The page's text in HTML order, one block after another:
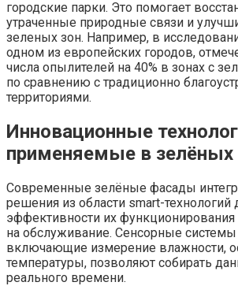
городские парки. Это помогает
утраченные природные связи и
зеленых зон. Например, в
одном из европейских городов,
числа опылителей на 40% в зонах с
по сравнению с традиционно
территориями.
Инновационные
применяемые в зелёных
Современные зелёные фасады
решения из области smart-
эффективности их функционирования
на обслуживание. Сенсорные системы
включающие измерение влажности,
температуры, позволяют собирать
реального времени.